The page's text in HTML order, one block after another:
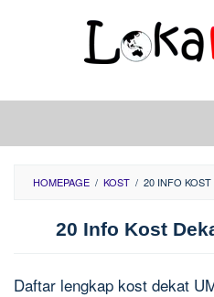
HOMEPAGE / KOST / 20 INFO KOST
20 Info Kost
Daftar lengkap kost dekat